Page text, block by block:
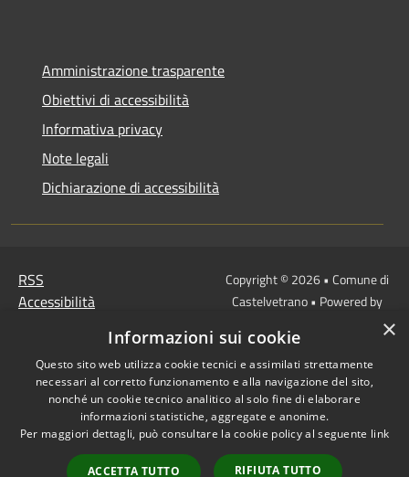
Amministrazione trasparente
Obiettivi di accessibilità
Informativa privacy
Note legali
Dichiarazione di accessibilità
RSS
Accessibilità
Mappa del sito
Link
Protocollo Urbi Smart
Cedolino Online
Posta elettronica
Copyright © 2026 • Comune di
Castelvetrano • Powered by
redazione
×
Informazioni sui cookie
Questo sito web utilizza cookie tecnici e assimilati strettamente
necessari al corretto funzionamento e alla navigazione del sito,
nonché un cookie tecnico analitico al solo fine di elaborare
informazioni statistiche, aggregate e anonime.
Per maggiori dettagli, può consultare la cookie policy al seguente link
ACCETTA TUTTO RIFIUTA TUTTO